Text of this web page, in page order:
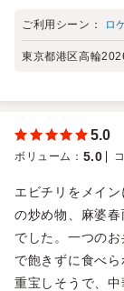
ご利用シーン： ロ
東京都港区高輪
5.0
ボリューム ： 5.0
エビチリをメイ
の炒め物、麻婆
でした。一つの
で飽きずに食べ
重宝しそうで、